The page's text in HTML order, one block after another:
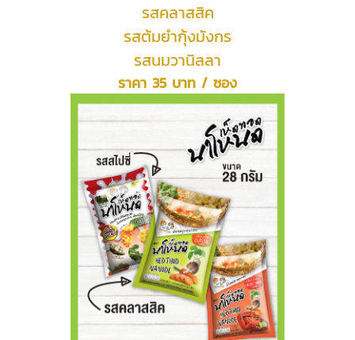
รสคลาสสิค
รสต้มยำกุ้งมังกร
รสนมวานิลลา
ราคา 35 บาท / ซอง